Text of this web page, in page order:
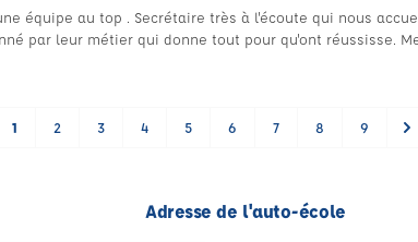
équipe au top . Secrétaire très à l'écoute qui nous
par leur métier qui donne tout pour qu'ont réussisse.
1 2 3 4 5 6 7 8 9
Adresse de l'auto-école